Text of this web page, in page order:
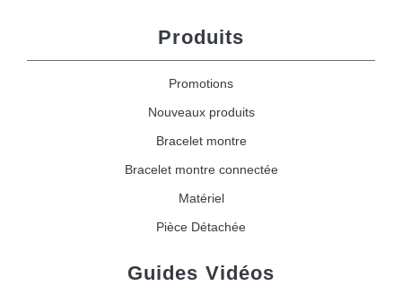
Produits
Promotions
Nouveaux produits
Bracelet montre
Bracelet montre connectée
Matériel
Pièce Détachée
Guides Vidéos